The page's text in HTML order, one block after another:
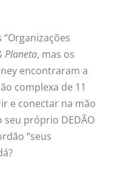
Planeta, mas os
encontraram a
complexa de 11
e conectar na mão
seu próprio DEDÃO
“seus